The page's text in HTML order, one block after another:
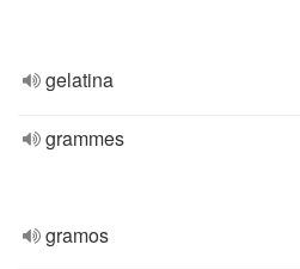
gelatina
grammes
gramos